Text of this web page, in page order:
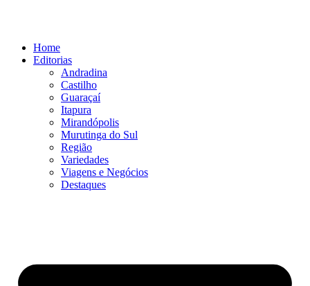
conteúdoHome
Editorias
Andradina
Castilho
Guaraçaí
Itapura
Mirandópolis
Murutinga do Sul
Região
Variedades
Viagens e Negócios
Destaques